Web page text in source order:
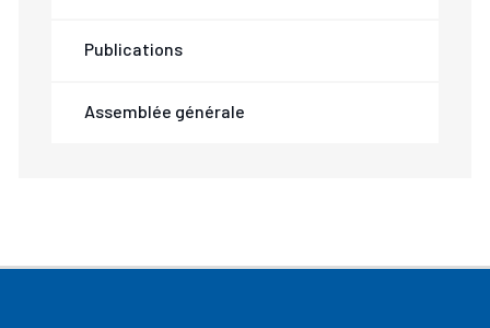
Publications
Assemblée générale